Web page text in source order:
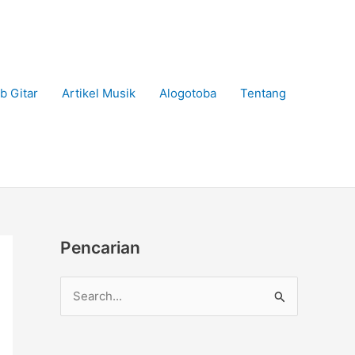
Gitar Artikel Musik Alogotoba Tentang
Pencarian